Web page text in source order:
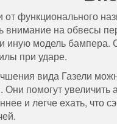
от функционального
внимание на обвесы
иную модель бампера.
при ударе.
вида Газели
Они помогут
и легче ехать, что